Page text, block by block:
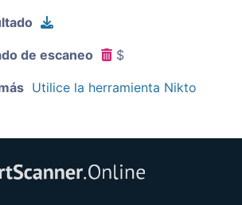
de escaneo $
Utilice la herramienta Nikto